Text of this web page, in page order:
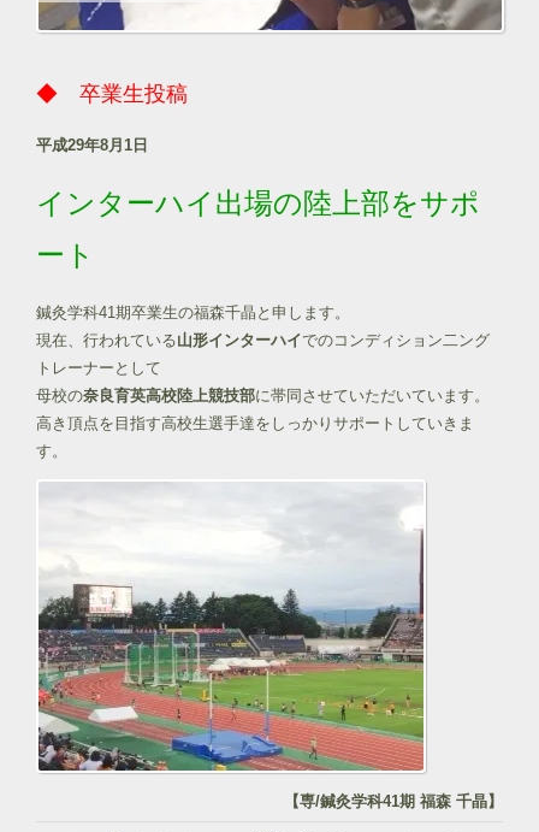
◆ 卒業生投稿
平成29年8月1日
インターハイ出場の陸上部をサポ
ート
鍼灸学科41期卒業生の福森千晶と申します。
現在、行われている山形インターハイでのコンディション二ング
ト レーナーとして
母校の奈良育英高校陸上競技部に帯同させていただいています。
高き頂点を目指す高校生選手達をしっかりサポートしていきま
す。
【専/鍼灸学科41期 福森 千晶】